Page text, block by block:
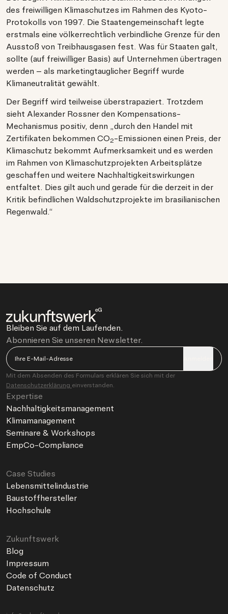
des freiwilligen Klimaschutzes im Rahmen des Kyoto-
Protokolls von 1997. Die Staatengemeinschaft legte
erstmals eine völkerrechtlich verbindliche Grenze für den
Ausstoß von Treibhausgasen fest. Was für Staaten galt,
sollte (auf freiwilliger Basis) auf Unternehmen übertragen
werden – als marketingtauglicher Begriff wurde
Klimaneutralität gewählt.
Der Begriff wird teilweise überstrapaziert. Trotzdem
sieht Alexander Rossner den Kompensations-
Mechanismus positiv, denn „durch den Handel mit
Zertifikaten bekommen CO2-Emissionen einen Preis, der
Klimaschutz bekommt Aufmerksamkeit und es werden
im Rahmen von Klimaschutzprojekten Arbeitsplätze
geschaffen und weitere Nachhaltigkeitswirkungen
entfaltet. Dies gilt auch und gerade für die derzeit in der
Kritik befindlichen Waldschutzprojekte im brasilianischen
Regenwald.“
Bleiben Sie auf dem Laufenden.
Abonnieren Sie unseren Newsletter.
Mit dem Absenden des Formulars erklären Sie sich mit der
Datenschutzerklärung einverstanden.
Expertise
Nachhaltigkeitsmanagement
Klimamanagement
Seminare & Workshops
EmpCo-Compliance
Case Studies
Lebensmittelindustrie
Baustoffhersteller
Hochschule
Zukunftswerk
Blog
Impressum
Code of Conduct
Datenschutz